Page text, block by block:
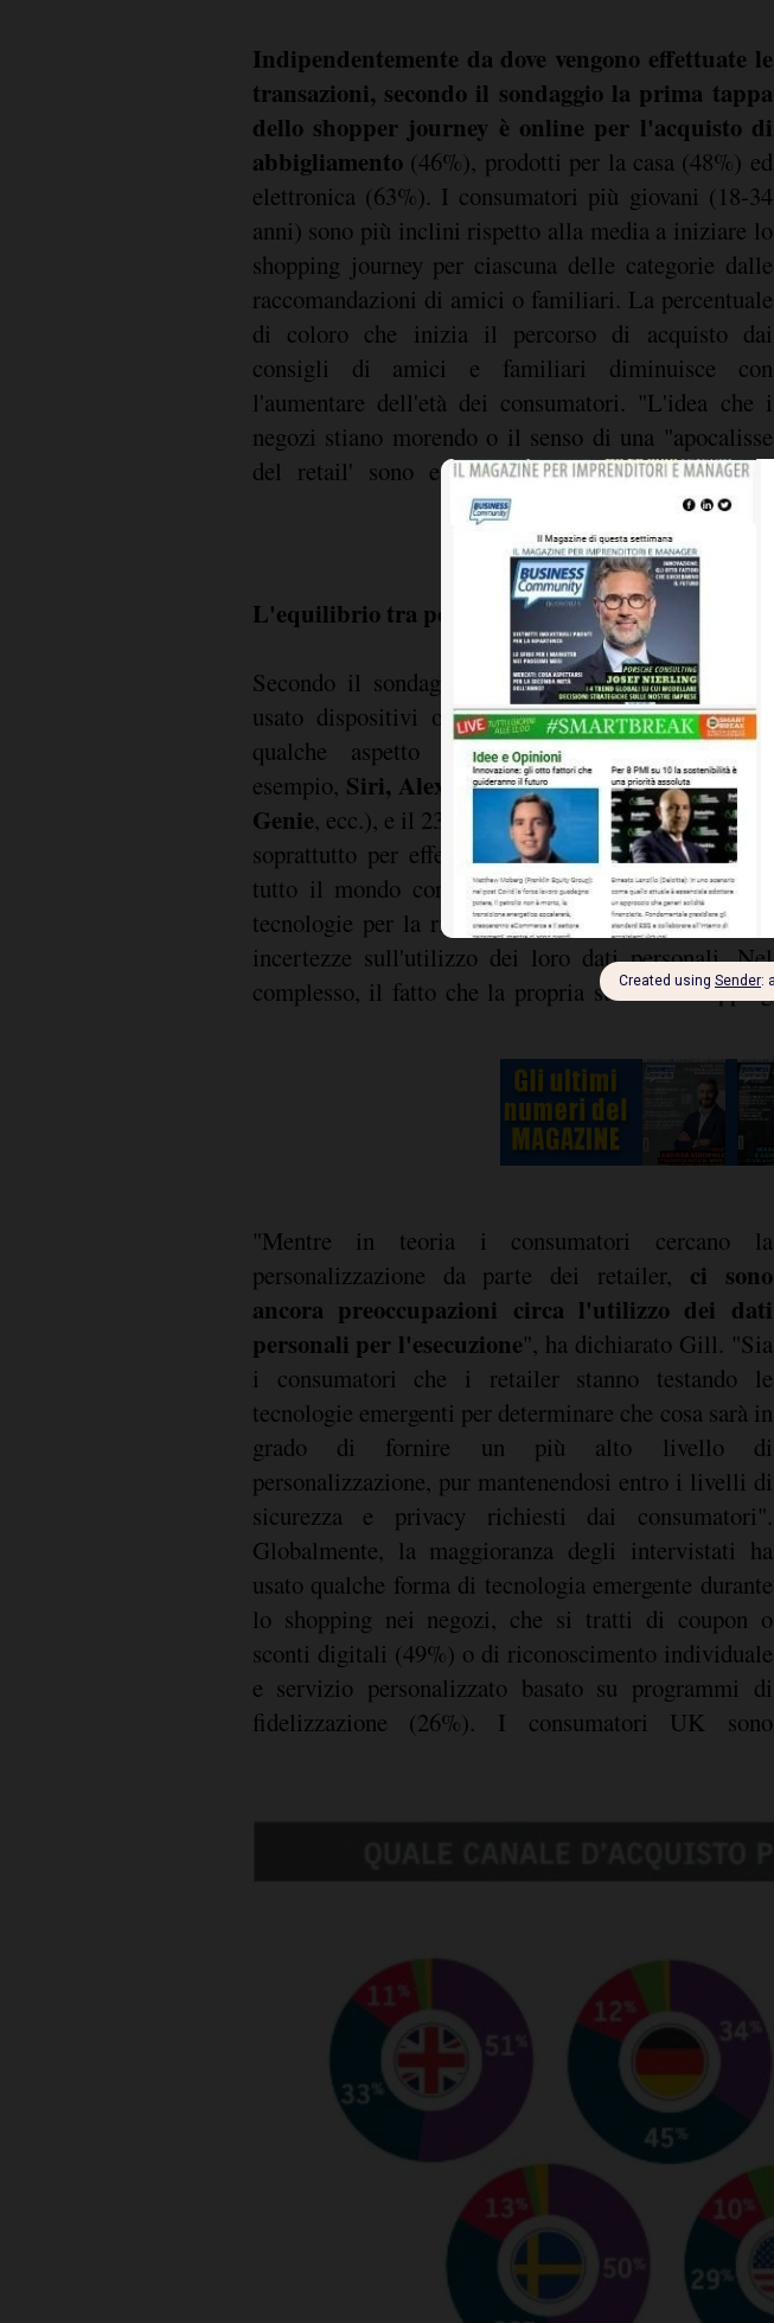
Indipendentemente da dove vengono effettuate le
transazioni, secondo il sondaggio la prima tappa
dello shopper journey è online per l'acquisto di
abbigliamento(46%), prodotti per la casa (48%) ed
elettronica (63%). I consumatori più giovani (18-34
anni) sono più inclini rispetto alla media a iniziare lo
shopping journey per ciascuna delle categorie dalle
raccomandazioni di amici o familiari. La percentuale
di coloro che inizia il percorso di acquisto dai
consigli di amici e familiari diminuisce con
l'aumentare dell'età dei consumatori. "L'idea che i
negozi stiano morendo o il senso di una "apocalisse
del retail' sono esagerazioni. Invece, questo è il
L'equilibrio tra personalizzazione e privacy
Secondo il sondaggio, il 40% degli intervistati ha
usato dispositivi o servizi acomando vocaleper
qualche aspetto delloshopping journey(per
esempio, Siri, Alexa, Home page di Google, Tmall
Genie, ecc.), e il 23% dei consumatori usa tali servizi
soprattutto per effettuare acquisti. I consumatori in
tutto il mondo continuano ad abbracciare le nuove
tecnologie per la ricerca e le transazioni, ma hanno
incertezze sull'utilizzo dei loro dati personali. Nel
complesso, il fatto che la propria storia di shopping
"Mentre in teoria i consumatori cercano la
personalizzazione da parte dei retailer, ci sono
ancora preoccupazioni circa l'utilizzo dei dati
personali per l'esecuzione", ha dichiarato Gill. "Sia
i consumatori che i retailer stanno testando le
tecnologie emergenti per determinare che cosa sarà in
grado di fornire un più alto livello di
personalizzazione, pur mantenendosi entro i livelli di
sicurezza e privacy richiesti dai consumatori".
Globalmente, la maggioranza degli intervistati ha
usato qualche forma di tecnologia emergente durante
lo shopping nei negozi, che si tratti di coupon o
sconti digitali (49%) o di riconoscimento individuale
e servizio personalizzato basato su programmi di
fidelizzazione (26%). I consumatori UK sono
emergente in negozio. Al contrario, oltre il 90% degli
intervistati cinesi ha detto di avvalersi di tecnologie